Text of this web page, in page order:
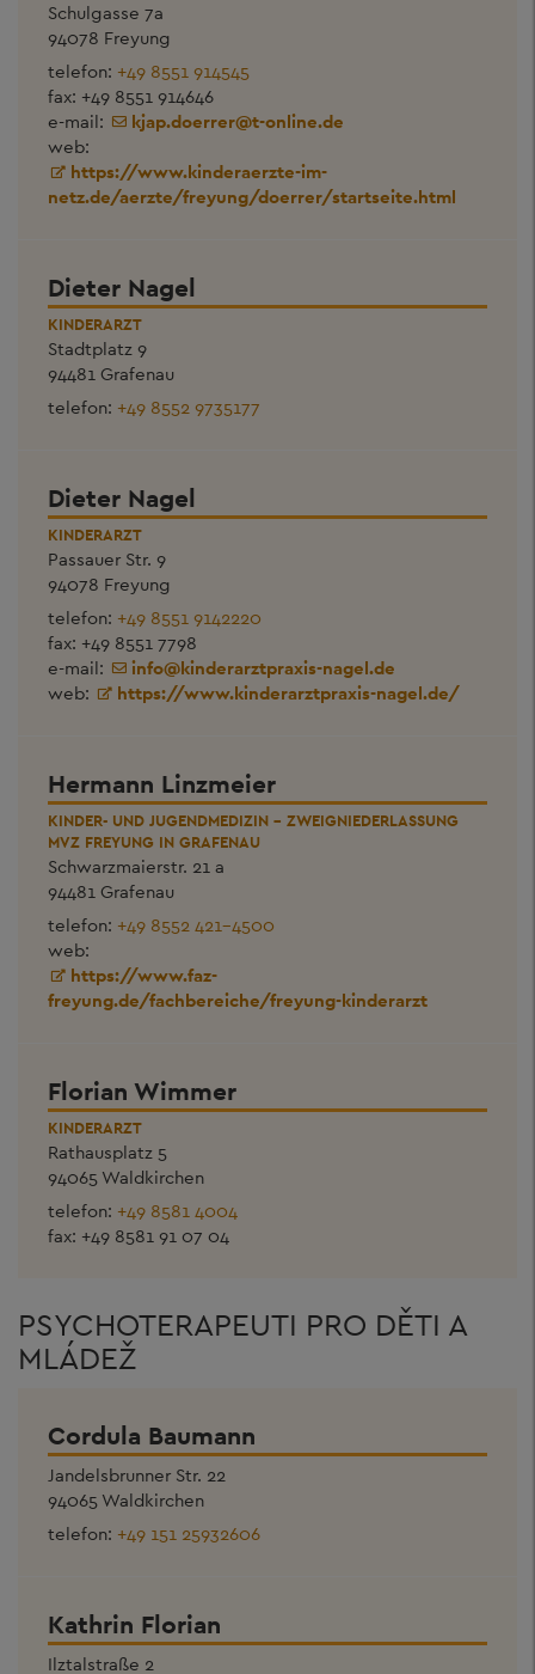
Schulgasse 7a
94078 Freyung
telefon: +49 8551 914545
fax: +49 8551 914646
e-mail:
kjap.doerrer@t-online.de
web:
https://www.kinderaerzte-im-
netz.de/aerzte/freyung/doerrer/startseite.html
Dieter Nagel
KINDERARZT
Stadtplatz 9
94481 Grafenau
telefon: +49 8552 9735177
Dieter Nagel
KINDERARZT
Passauer Str. 9
94078 Freyung
telefon: +49 8551 9142220
fax: +49 8551 7798
e-mail:
info@kinderarztpraxis-nagel.de
web:
https://www.kinderarztpraxis-nagel.de/
Hermann Linzmeier
KINDER- UND JUGENDMEDIZIN - ZWEIGNIEDERLASSUNG
MVZ FREYUNG IN GRAFENAU
Schwarzmaierstr. 21 a
94481 Grafenau
telefon: +49 8552 421-4500
web:
https://www.faz-
freyung.de/fachbereiche/freyung-kinderarzt
Florian Wimmer
KINDERARZT
Rathausplatz 5
94065 Waldkirchen
telefon: +49 8581 4004
fax: +49 8581 91 07 04
PSYCHOTERAPEUTI PRO DĚTI A
MLÁDEŽ
Cordula Baumann
Jandelsbrunner Str. 22
94065 Waldkirchen
telefon: +49 151 25932606
Kathrin Florian
Ilztalstraße 2